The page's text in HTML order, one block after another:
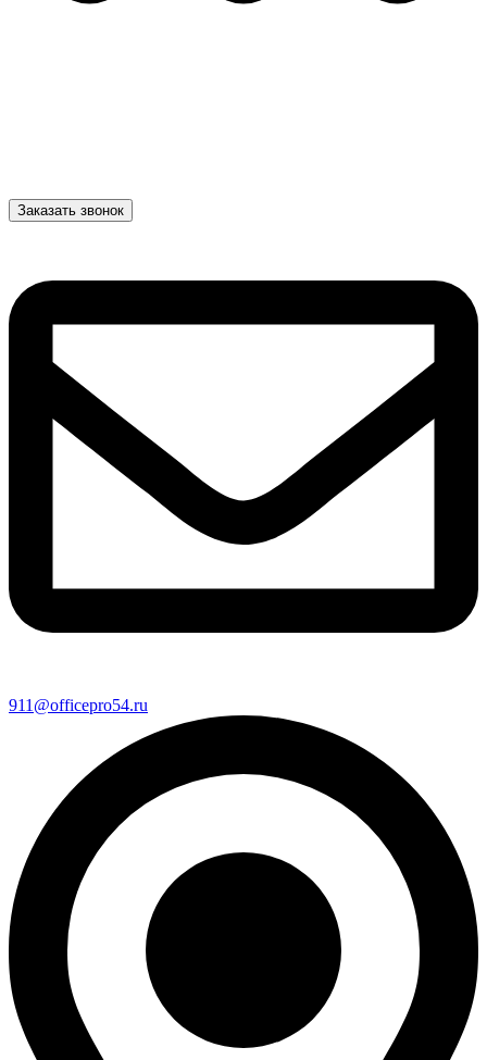
Заказать звонок
911@officepro54.ru